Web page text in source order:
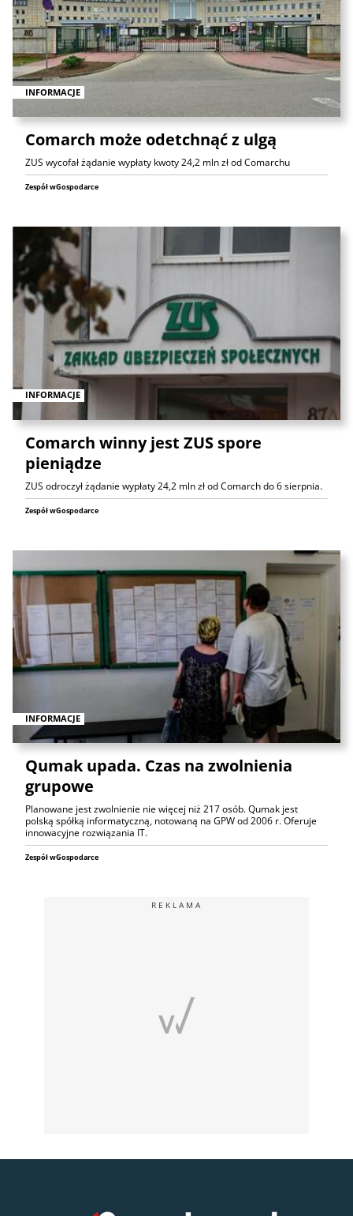
INFORMACJE
Comarch może odetchnąć z ulgą
ZUS wycofał żądanie wypłaty kwoty 24,2 mln zł od Comarchu
Zespół wGospodarce
INFORMACJE
Comarch winny jest ZUS spore
pieniądze
ZUS odroczył żądanie wypłaty 24,2 mln zł od Comarch do 6 sierpnia.
Zespół wGospodarce
INFORMACJE
Qumak upada. Czas na zwolnienia
grupowe
Planowane jest zwolnienie nie więcej niż 217 osób. Qumak jest
polską spółką informatyczną, notowaną na GPW od 2006 r. Oferuje
innowacyjne rozwiązania IT.
Zespół wGospodarce
REKLAMA